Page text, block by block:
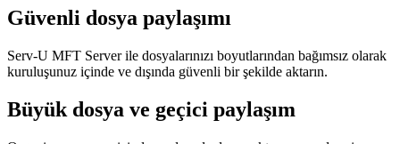
Güvenli dosya paylaşımı
Serv-U MFT Server ile dosyalarınızı boyutlarından bağımsız olarak
kuruluşunuz içinde ve dışında güvenli bir şekilde aktarın.
Büyük dosya ve geçici paylaşım